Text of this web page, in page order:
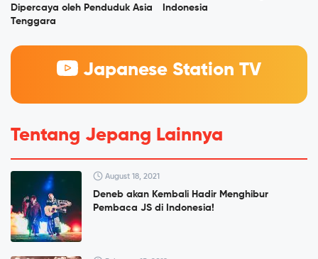
Dipercaya oleh Penduduk Asia
Tenggara
Indonesia
Japanese Station TV
Tentang Jepang Lainnya
August 18, 2021
Deneb akan Kembali Hadir Menghibur
Pembaca JS di Indonesia!